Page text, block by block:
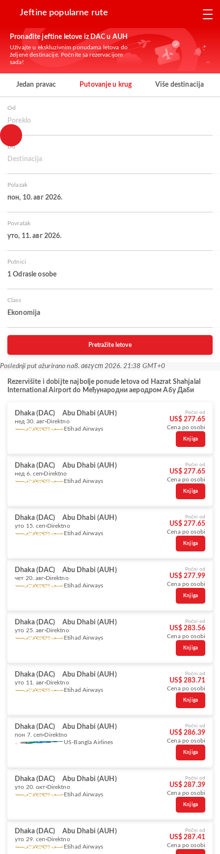
Jeftine popularne rute
Pronađite jeftine letove iz DAC u AUH
Uživajte u ekskluzivnim ponudama letova do
željene destinacije. Počnite sa rezervacijom
sada!
Jedan pravac Putovanje u krug Više destinacija
Od
Poreklo
Do
Destinacija
Polazak
пон, 10. авг 2026.
Povratak
уто, 11. авг 2026.
Putnici
1 Odrasle osobe
Class
Ekonomija
Pretražite letove
Poslednji put ažurirano na8. август 2026. 21:38 GMT+0
Rezervišite i dobijte najbolje ponude letova od Hazrat Shahjalal
International Airport do Међународни аеродром Абу Даби
Dhaka (DAC) Abu Dhabi (AUH)
нед 30. авг Direktno
Etihad Airways
Počni od
US$ 277.65
Cena po osobi
Knjiga
Dhaka (DAC) Abu Dhabi (AUH)
нед 6. сеп Direktno
Etihad Airways
Počni od
US$ 277.65
Cena po osobi
Knjiga
Dhaka (DAC) Abu Dhabi (AUH)
уто 15. сеп Direktno
Etihad Airways
Počni od
US$ 277.65
Cena po osobi
Knjiga
Dhaka (DAC) Abu Dhabi (AUH)
чет 20. авг Direktno
Etihad Airways
Počni od
US$ 277.99
Cena po osobi
Knjiga
Dhaka (DAC) Abu Dhabi (AUH)
уто 25. авг Direktno
Etihad Airways
Počni od
US$ 283.56
Cena po osobi
Knjiga
Dhaka (DAC) Abu Dhabi (AUH)
уто 11. авг Direktno
Etihad Airways
Počni od
US$ 283.71
Cena po osobi
Knjiga
Dhaka (DAC) Abu Dhabi (AUH)
пон 7. сеп Direktno
US-Bangla Airlines
Počni od
US$ 286.39
Cena po osobi
Knjiga
Dhaka (DAC) Abu Dhabi (AUH)
уто 20. окт Direktno
Etihad Airways
Počni od
US$ 287.39
Cena po osobi
Knjiga
Dhaka (DAC) Abu Dhabi (AUH)
уто 29. сеп Direktno
Etihad Airways
Počni od
US$ 287.41
Cena po osobi